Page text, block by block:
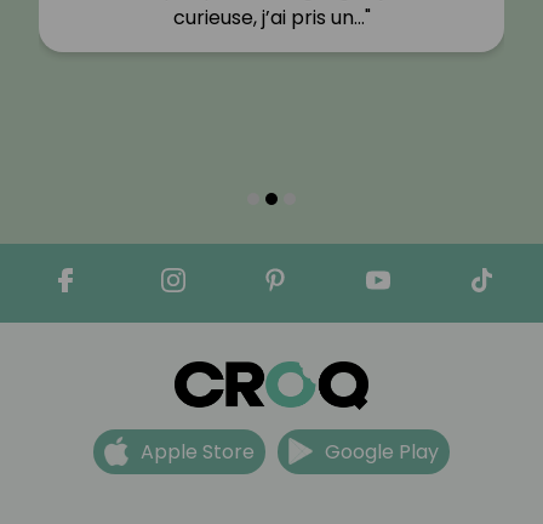
curieuse, j’ai pris un…"
Apple Store Google Play